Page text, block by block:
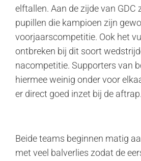
elftallen. Aan de zijde van GDC
pupillen die kampioen zijn
voorjaarscompetitie. Ook het
ontbreken bij dit soort
nacompetitie. Supporters van
hiermee weinig onder voor
er direct goed inzet bij de aftrap.
Beide teams beginnen matig
met veel balverlies zodat de